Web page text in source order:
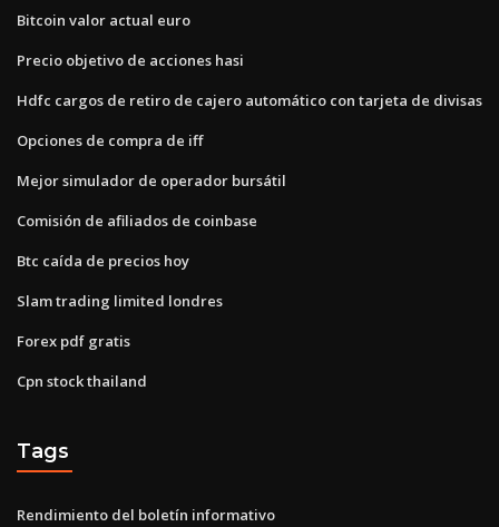
Bitcoin valor actual euro
Precio objetivo de acciones hasi
Hdfc cargos de retiro de cajero automático con tarjeta de divisas
Opciones de compra de iff
Mejor simulador de operador bursátil
Comisión de afiliados de coinbase
Btc caída de precios hoy
Slam trading limited londres
Forex pdf gratis
Cpn stock thailand
Tags
Rendimiento del boletín informativo